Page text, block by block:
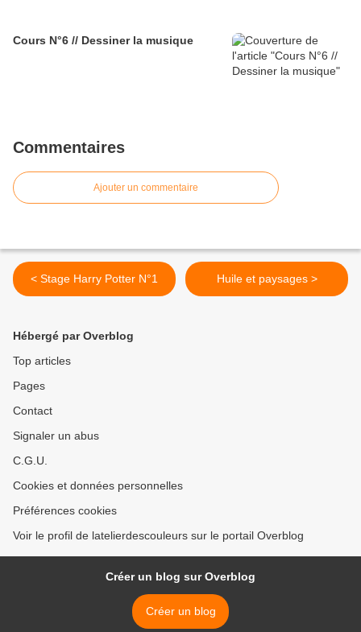
Cours N°6 // Dessiner la musique
Commentaires
Ajouter un commentaire
< Stage Harry Potter N°1 Huile et paysages >
Hébergé par Overblog
Top articles
Pages
Contact
Signaler un abus
C.G.U.
Cookies et données personnelles
Préférences cookies
Voir le profil de latelierdescouleurs sur le portail Overblog
Créer un blog sur Overblog
Créer un blog